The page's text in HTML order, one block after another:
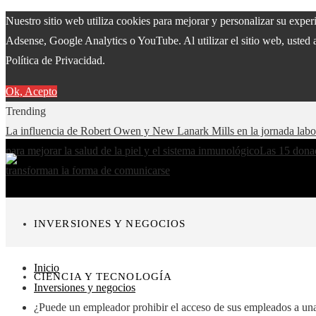
Nuestro sitio web utiliza cookies para mejorar y personalizar su
Adsense, Google Analytics o YouTube. Al utilizar el sitio web, usted
Política de Privacidad.
Ok, Acepto
Trending
La influencia de Robert Owen y New Lanark Mills en la jornada
para mejorar la salud de la piel y el sistema inmunológicoLas 15
transforman la forma de comunicarse
INVERSIONES Y NEGOCIOS
CIENCIA Y TECNOLOGÍA
Inicio
Inversiones y negocios
¿Puede un empleador prohibir el acceso de sus empleados a